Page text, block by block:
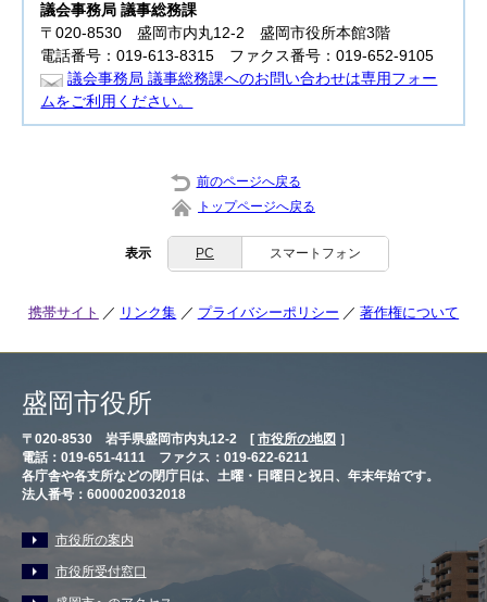
議会事務局 議事総務課
〒020-8530 盛岡市内丸12-2 盛岡市役所本館3階
電話番号：019-613-8315 ファクス番号：019-652-9105
議会事務局 議事総務課へのお問い合わせは専用フォー
ムをご利用ください。
前のページへ戻る
トップページへ戻る
表示 PC スマートフォン
携帯サイト リンク集 プライバシーポリシー 著作権について
盛岡市役所
〒020-8530 岩手県盛岡市内丸12-2 [ 市役所の地図 ］
電話：019-651-4111 ファクス：019-622-6211
各庁舎や各支所などの閉庁日は、土曜・日曜日と祝日、年末年始です。
法人番号：6000020032018
市役所の案内
市役所受付窓口